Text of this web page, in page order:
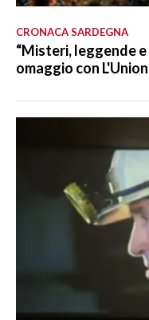
CRONACA SARDEGNA
“Misteri, leggende
omaggio con